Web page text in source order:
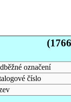
označení
číslo